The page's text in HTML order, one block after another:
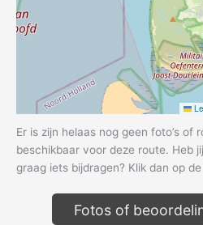
Er is zijn helaas nog geen foto’s of
beschikbaar voor deze route. Heb
graag iets bijdragen? Klik dan op
Fotos of